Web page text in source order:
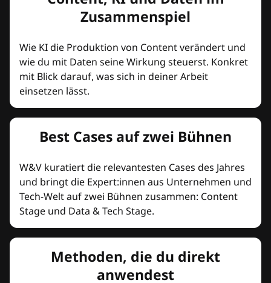
Zusammenspiel
Wie KI die Produktion von Content verändert und
wie du mit Daten seine Wirkung steuerst. Konkret
mit Blick darauf, was sich in deiner Arbeit
einsetzen lässt.
Best Cases auf zwei Bühnen
W&V kuratiert die relevantesten Cases des Jahres
und bringt die Expert:innen aus Unternehmen und
Tech-Welt auf zwei Bühnen zusammen: Content
Stage und Data & Tech Stage.
Methoden, die du direkt
anwendest